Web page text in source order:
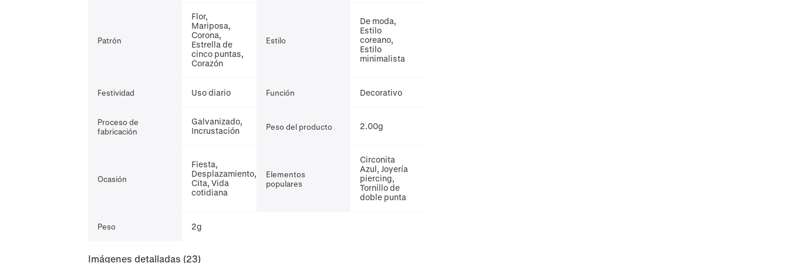
Patrón
Flor,
Mariposa,
Corona,
Estrella de
cinco puntas,
Corazón
Estilo
De moda,
Estilo
coreano,
Estilo
minimalista
Festividad Uso diario Función Decorativo
Proceso de
fabricación
Galvanizado,
Incrustación
Peso del producto 2.00g
Ocasión
Fiesta,
Desplazamiento,
Cita, Vida
cotidiana
Elementos
populares
Circonita
Azul, Joyería
piercing,
Tornillo de
doble punta
Peso 2g
Imágenes detalladas (23)